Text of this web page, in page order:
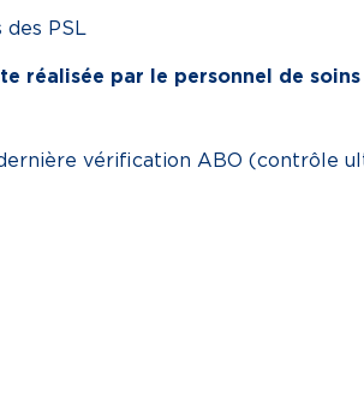
des PSL
réalisée par le personnel de soins
vérification ABO (contrôle